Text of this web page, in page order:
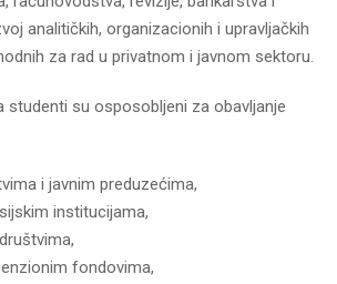
analitičkih, organizacionih i upravljačkih
za rad u privatnom i javnom sektoru.
studenti su osposobljeni za obavljanje
i javnim preduzećima,
institucijama,
fondovima,